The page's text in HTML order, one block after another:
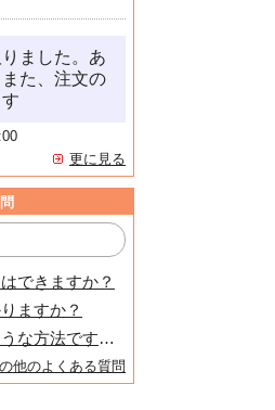
ました。あ
た、注文の
更に見る
できますか？
ますか？
代金の支払いはどのような方法ですか？
他のよくある質問